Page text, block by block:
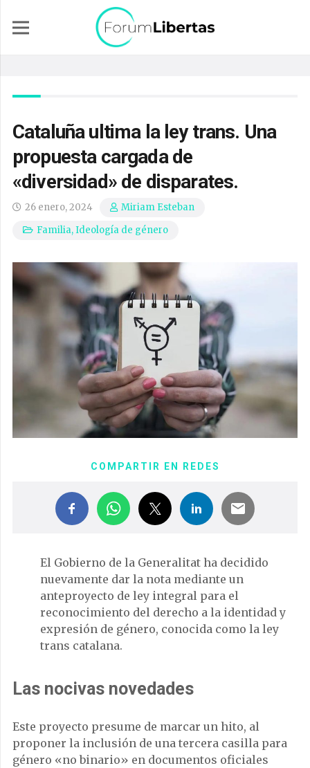
Cataluña ultima la ley trans. Una
propuesta cargada de
«diversidad» de disparates.
26 enero, 2024
Miriam Esteban
Familia,Ideología de género
COMPARTIR EN REDES
El Gobierno de la Generalitat ha decidido
nuevamente dar la nota mediante un
anteproyecto de ley integral para el
reconocimiento del derecho a la identidad y
expresión de género, conocida como la ley
trans catalana.
Las nocivas novedades
Este proyecto presume de marcar un hito, al
proponer la inclusión de una tercera casilla para
género «no binario» en documentos oficiales